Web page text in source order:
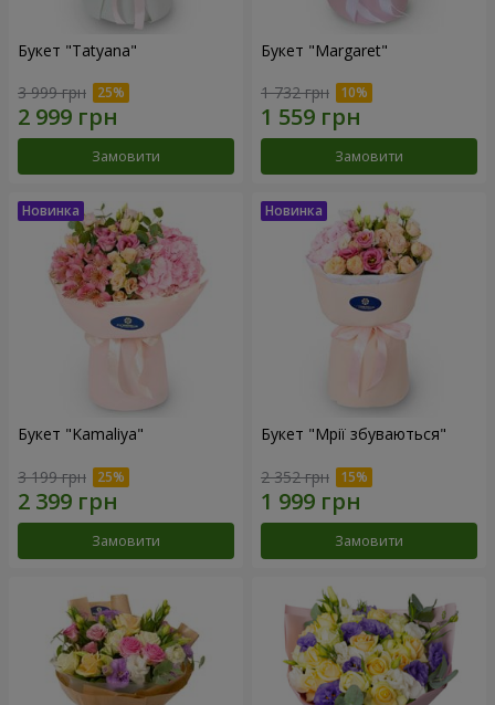
Букет "Tatyana"
3 999 грн
Замовити
Букет "Margaret"
1 732 грн
Замовити
Букет "Kamaliya"
3 199 грн
Замовити
Букет "Мрії збуваються"
2 352 грн
Замовити